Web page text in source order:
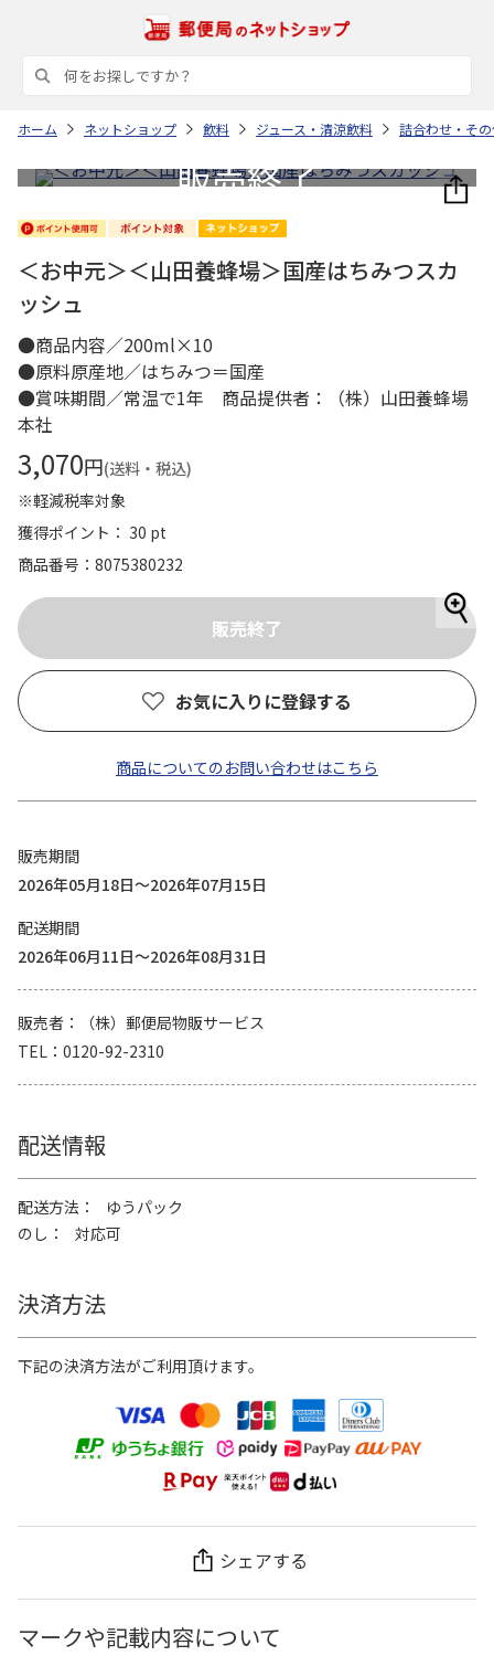
ホーム ネットショップ 飲料 ジュース・清涼飲料 詰合わせ・そ
＜お中元＞＜山田養蜂場＞国産はちみつスカ
ッシュ
●商品内容／200ml×10
●原料原産地／はちみつ＝国産
●賞味期間／常温で1年 商品提供者：（株）山田養蜂場
本社
3,070円(送料・税込)
※軽減税率対象
獲得ポイント： 30 pt
商品番号
8075380232
お気に入りに登録する
商品についてのお問い合わせはこちら
販売期間
2026年05月18日～2026年07月15日
配送期間
2026年06月11日～2026年08月31日
販売者
（株）郵便局物販サービス
TEL
0120-92-2310
配送情報
配送方法
ゆうパック
のし
対応可
決済方法
下記の決済方法がご利用頂けます。
シェアする
マークや記載内容について